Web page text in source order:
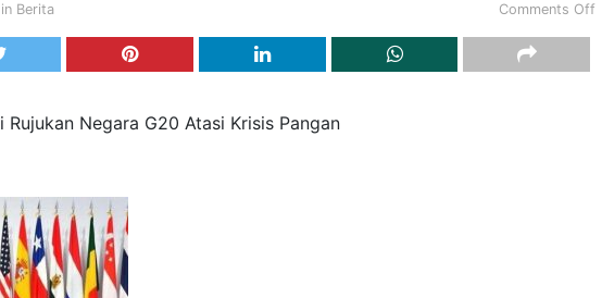
in Berita Comments Off
Rujukan Negara G20 Atasi Krisis Pangan